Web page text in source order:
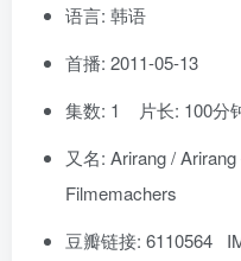
语言: 韩语
首播: 2011-05-13
集数: 1 片长: 100分
又名: Arirang /
Filmemachers
豆瓣链接: 6110564